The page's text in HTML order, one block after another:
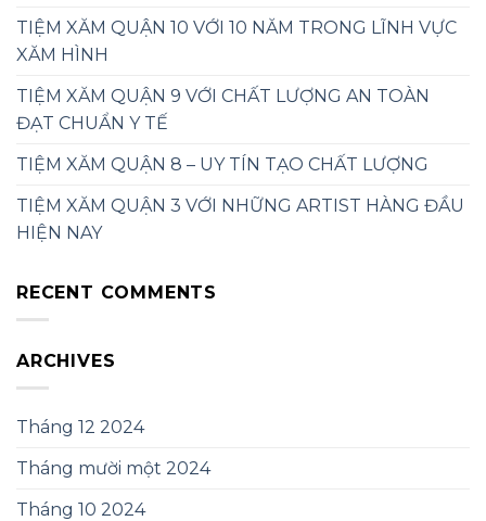
TIỆM XĂM QUẬN 10 VỚI 10 NĂM TRONG LĨNH VỰC
XĂM HÌNH
TIỆM XĂM QUẬN 9 VỚI CHẤT LƯỢNG AN TOÀN
ĐẠT CHUẨN Y TẾ
TIỆM XĂM QUẬN 8 – UY TÍN TẠO CHẤT LƯỢNG
TIỆM XĂM QUẬN 3 VỚI NHỮNG ARTIST HÀNG ĐẦU
HIỆN NAY
RECENT COMMENTS
ARCHIVES
Tháng 12 2024
Tháng mười một 2024
Tháng 10 2024